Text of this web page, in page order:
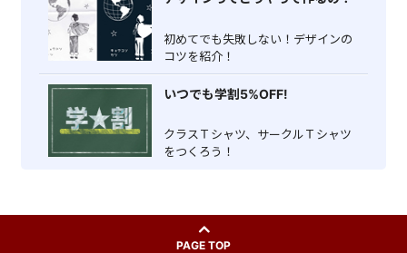
初めてでも失敗しない！デザインの
コツを紹介！
いつでも学割5%OFF!
クラスＴシャツ、サークルＴシャツ
をつくろう！
PAGE TOP